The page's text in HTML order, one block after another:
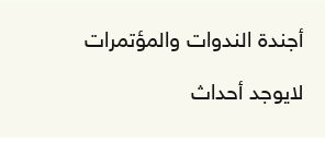
أجندة الندوات والمؤتمرات
لايوجد أحداث